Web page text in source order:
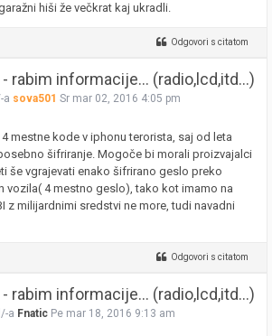
hiši že večkrat kaj ukradli.
Odgovori s citatom
rabim informacije... (radio,lcd,itd...)
a sova501 Sr mar 02, 2016 4:05 pm
mestne kode v iphonu terorista, saj od leta
šifriranje. Mogoče bi morali proizvajalci
še vgrajevati enako šifrirano geslo preko
vozila( 4 mestno geslo), tako kot imamo na
z milijardnimi sredstvi ne more, tudi navadni
Odgovori s citatom
rabim informacije... (radio,lcd,itd...)
a Fnatic Pe mar 18, 2016 9:13 am